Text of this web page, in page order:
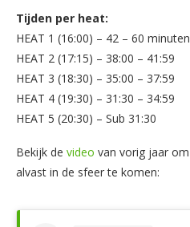
Tijden per heat:
HEAT 1 (16:00) – 42 – 60 minuten
HEAT 2 (17:15) – 38:00 – 41:59
HEAT 3 (18:30) – 35:00 – 37:59
HEAT 4 (19:30) – 31:30 – 34:59
HEAT 5 (20:30) – Sub 31:30
Bekijk de video van vorig jaar om
alvast in de sfeer te komen: